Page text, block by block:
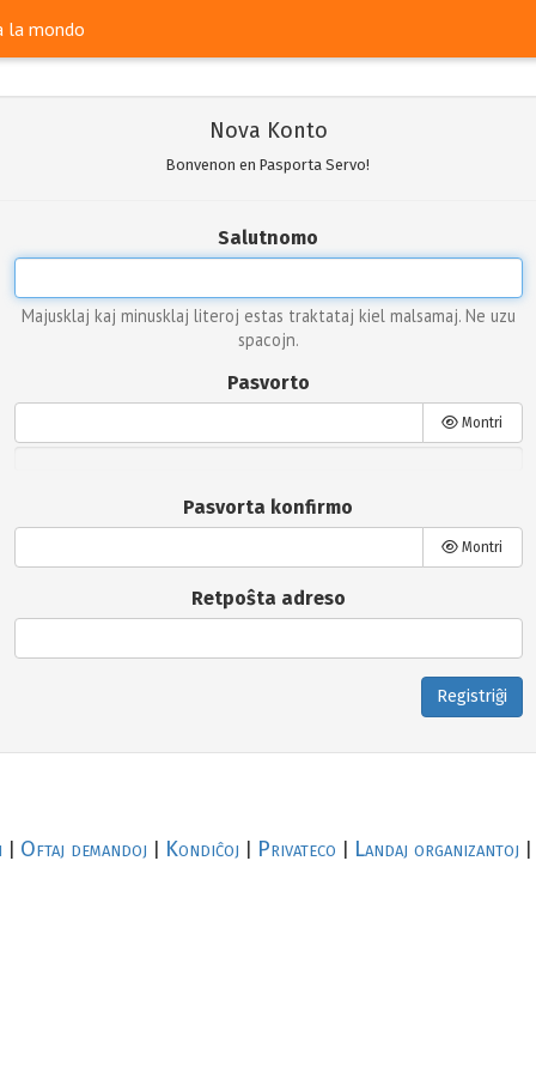
la mondo
Nova Konto
Bonvenon en Pasporta Servo!
Salutnomo
Majusklaj kaj minusklaj literoj estas traktataj kiel malsamaj. Ne uzu
spacojn.
Pasvorto
Montri
Pasvorta konfirmo
Montri
Retpoŝta adreso
Registriĝi
Oftaj demandoj Kondiĉoj Privateco Landaj organizantoj